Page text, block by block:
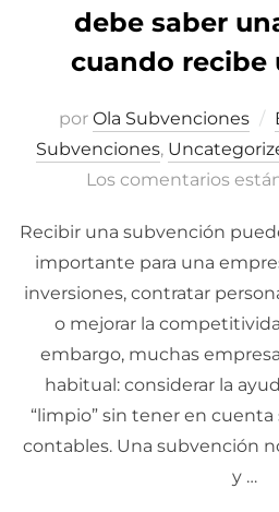
debe saber
cuando recibe
por Ola Subvenciones
Subvenciones,
Los comentarios
Recibir una subvención
importante para una
inversiones, contratar
o mejorar la
embargo, muchas
habitual: considerar la
“limpio” sin tener en
contables. Una subvención
y …